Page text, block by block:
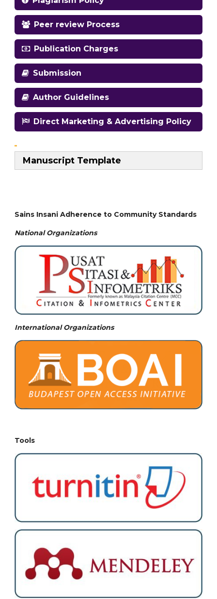
Peer review Process
Publication Charges
Submission
Author Guidelines
Direct Marketing & Advertising Policy
Manuscript Template
Sains Insani Adherence to Community Standards
National Organizations
International Organizations
Tools